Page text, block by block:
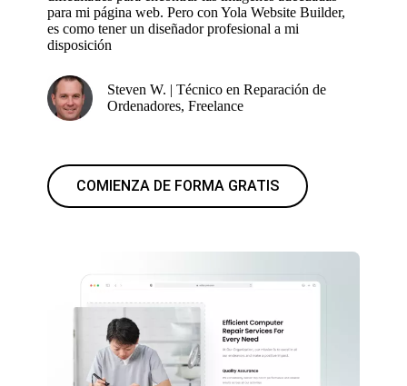
para mi página web. Pero con Yola Website Builder,
es como tener un diseñador profesional a mi
disposición
Steven W. | Técnico en Reparación de
Ordenadores, Freelance
COMIENZA DE FORMA GRATIS